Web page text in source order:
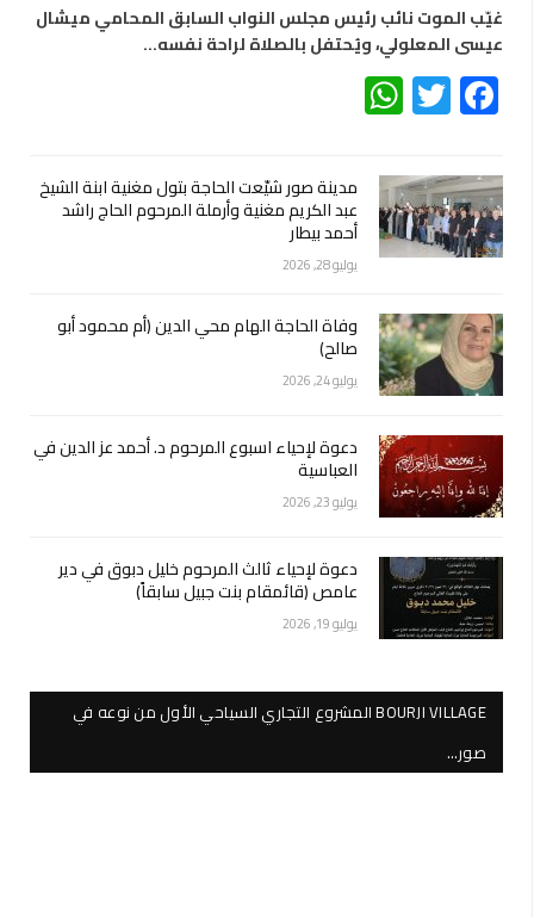
غيّب الموت نائب رئيس مجلس النواب السابق المحامي ميشال
عيسى المعلولي، ويُحتفل بالصلاة لراحة نفسه…
Facebook
Twitter
مدينة صور شيّعت الحاجة بتول مغنية ابنة الشيخ
عبد الكريم مغنية وأرملة المرحوم الحاج راشد
أحمد بيطار
يوليو 28, 2026
وفاة الحاجة الهام محي الدين (أم محمود أبو
صالح)
يوليو 24, 2026
دعوة لإحياء اسبوع المرحوم د. أحمد عز الدين في
العباسية
يوليو 23, 2026
دعوة لإحياء ثالث المرحوم خليل دبوق في دير
عامص (قائمقام بنت جبيل سابقاً)
يوليو 19, 2026
BOURJI VILLAGE المشروع التجاري السياحي الأول من نوعه في
صور…